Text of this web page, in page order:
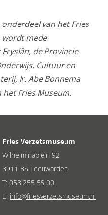
van het Fries
wordt mede
de Provincie
Cultuur en
Ir. Abe Bonnema
Fries Museum.
Fries Verzetsmuseum
Wilhelminaplein 92
8911 BS Leeuwarden
T: 058 255 55 00
E: info@friesverzetsmuseum.nl